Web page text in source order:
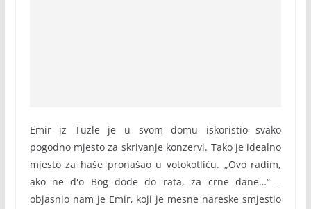
Emir iz Tuzle je u svom domu iskoristio svako
pogodno mjesto za skrivanje konzervi. Tako je idealno
mjesto za haše pronašao u votokotliću. „Ovo radim,
ako ne d'o Bog dođe do rata, za crne dane…“ –
objasnio nam je Emir, koji je mesne nareske smjestio